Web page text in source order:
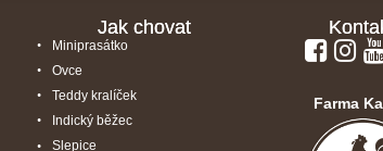
Jak chovat
Miniprasátko
Ovce
Teddy kralíček
Indický běžec
Slepice
Farma